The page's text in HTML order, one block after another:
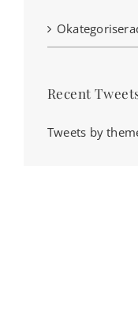
Recent
Tweets by